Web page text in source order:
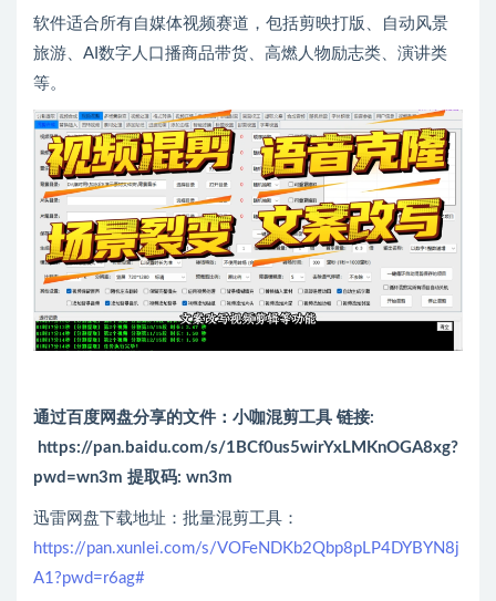
软件适合所有自媒体视频赛道，包括剪映打版、自动风景
旅游、AI数字人口播商品带货、高燃人物励志类、演讲类
等。
通过百度网盘分享的文件：小咖混剪工具 链接:
https://pan.baidu.com/s/1BCf0us5wirYxLMKnOGA8xg?
pwd=wn3m 提取码: wn3m
迅雷网盘下载地址：批量混剪工具：
https://pan.xunlei.com/s/VOFeNDKb2Qbp8pLP4DYBYN8j
A1?pwd=r6ag#